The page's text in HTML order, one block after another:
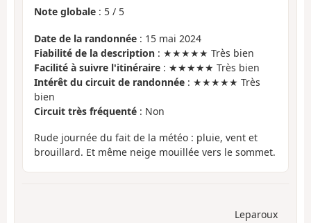
Note globale : 5 / 5
Date de la randonnée : 15 mai 2024
Fiabilité de la description : ★★★★★ Très bien
Facilité à suivre l'itinéraire : ★★★★★ Très bien
Intérêt du circuit de randonnée : ★★★★★ Très
bien
Circuit très fréquenté : Non
Rude journée du fait de la météo : pluie, vent et
brouillard. Et même neige mouillée vers le sommet.
Leparoux